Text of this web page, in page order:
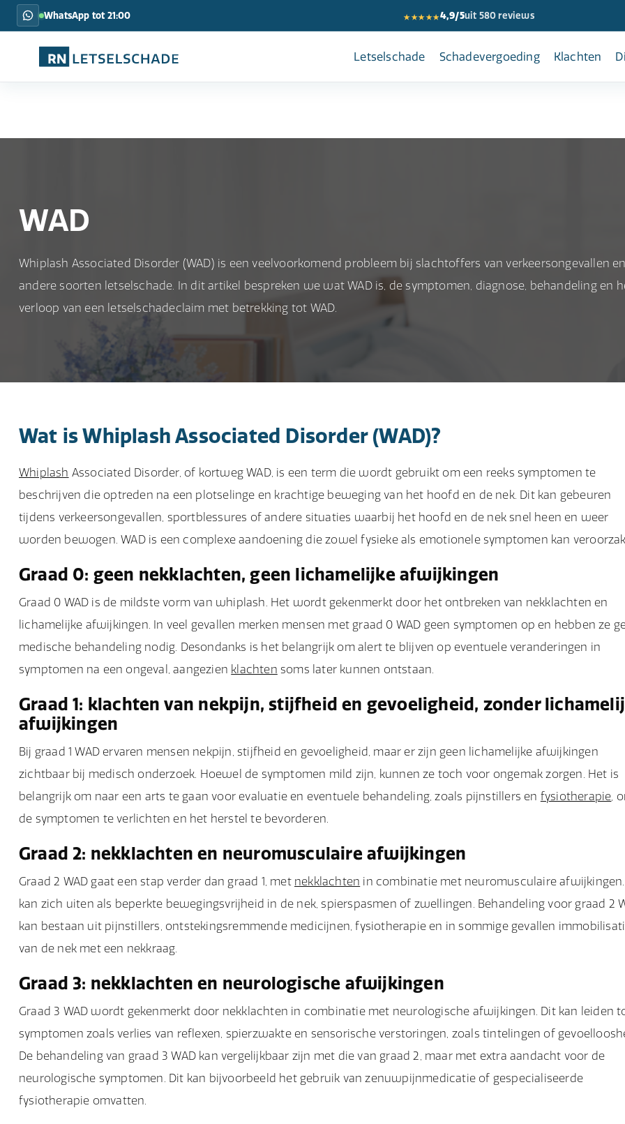
WhatsApp tot 21:00 ★★★★★4,9/5uit 580 reviews
Letselschade Schadevergoeding Klachten
WAD
Whiplash Associated Disorder (WAD) is een veelvoorkomend probleem bij slachtoffers van verkeersongevallen en
andere soorten letselschade. In dit artikel bespreken we wat WAD is, de symptomen, diagnose, behandeling en
verloop van een letselschadeclaim met betrekking tot WAD.
Wat is Whiplash Associated Disorder (WAD)?
Whiplash Associated Disorder, of kortweg WAD, is een term die wordt gebruikt om een reeks symptomen te
beschrijven die optreden na een plotselinge en krachtige beweging van het hoofd en de nek. Dit kan gebeuren
tijdens verkeersongevallen, sportblessures of andere situaties waarbij het hoofd en de nek snel heen en weer
worden bewogen. WAD is een complexe aandoening die zowel fysieke als emotionele symptomen kan
Graad 0: geen nekklachten, geen lichamelijke afwijkingen
Graad 0 WAD is de mildste vorm van whiplash. Het wordt gekenmerkt door het ontbreken van nekklachten en
lichamelijke afwijkingen. In veel gevallen merken mensen met graad 0 WAD geen symptomen op en hebben ze
medische behandeling nodig. Desondanks is het belangrijk om alert te blijven op eventuele veranderingen in
symptomen na een ongeval, aangezien klachten soms later kunnen ontstaan.
Graad 1: klachten van nekpijn, stijfheid en gevoeligheid, zonder
afwijkingen
Bij graad 1 WAD ervaren mensen nekpijn, stijfheid en gevoeligheid, maar er zijn geen lichamelijke afwijkingen
zichtbaar bij medisch onderzoek. Hoewel de symptomen mild zijn, kunnen ze toch voor ongemak zorgen. Het is
belangrijk om naar een arts te gaan voor evaluatie en eventuele behandeling, zoals pijnstillers en fysiotherapie,
de symptomen te verlichten en het herstel te bevorderen.
Graad 2: nekklachten en neuromusculaire afwijkingen
Graad 2 WAD gaat een stap verder dan graad 1, met nekklachten in combinatie met neuromusculaire
kan zich uiten als beperkte bewegingsvrijheid in de nek, spierspasmen of zwellingen. Behandeling voor graad 2
kan bestaan uit pijnstillers, ontstekingsremmende medicijnen, fysiotherapie en in sommige gevallen
van de nek met een nekkraag.
Graad 3: nekklachten en neurologische afwijkingen
Graad 3 WAD wordt gekenmerkt door nekklachten in combinatie met neurologische afwijkingen. Dit kan leiden
symptomen zoals verlies van reflexen, spierzwakte en sensorische verstoringen, zoals tintelingen of
De behandeling van graad 3 WAD kan vergelijkbaar zijn met die van graad 2, maar met extra aandacht voor de
neurologische symptomen. Dit kan bijvoorbeeld het gebruik van zenuwpijnmedicatie of gespecialiseerde
fysiotherapie omvatten.